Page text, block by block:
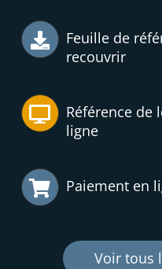
Feuille de
recouvrir
Référence de
ligne
Paiement en
Voir tous